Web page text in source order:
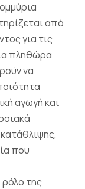
από
για τις
πληθώρα
να
αγωγή και
που
της